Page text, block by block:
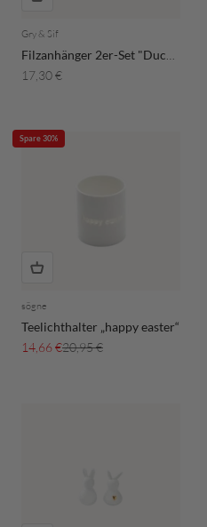
Gry & Sif
Angebot
17,30 €
Spare 30%
sögne
Teelichthalter „happy easter“
Angebot
14,66 €Regulärer Preis
20,95 €